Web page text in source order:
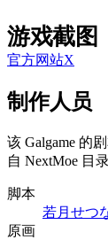
游戏截图
官方网站X
制作人员
该 Galgame 的
自 NextMoe 目
脚本
若月せつ
原画